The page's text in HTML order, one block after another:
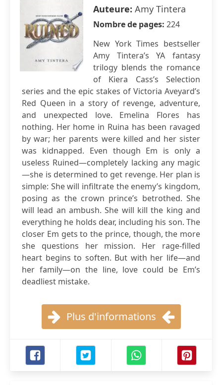
Auteure: Amy Tintera
Nombre de pages: 224
New York Times bestseller
Amy Tintera’s YA fantasy
trilogy blends the romance
of Kiera Cass’s Selection
series and the epic stakes of Victoria Aveyard’s
Red Queen in a story of revenge, adventure,
and unexpected love. Emelina Flores has
nothing. Her home in Ruina has been ravaged
by war; her parents were killed and her sister
was kidnapped. Even though Em is only a
useless Ruined—completely lacking any magic
—she is determined to get revenge. Her plan is
simple: She will infiltrate the enemy’s kingdom,
posing as the crown prince’s betrothed. She
will lead an ambush. She will kill the king and
everything he holds dear, including his son. The
closer Em gets to the prince, though, the more
she questions her mission. Her rage-filled
heart begins to soften. But with her life—and
her family—on the line, love could be Em’s
deadliest mistake.
Plus d'informations